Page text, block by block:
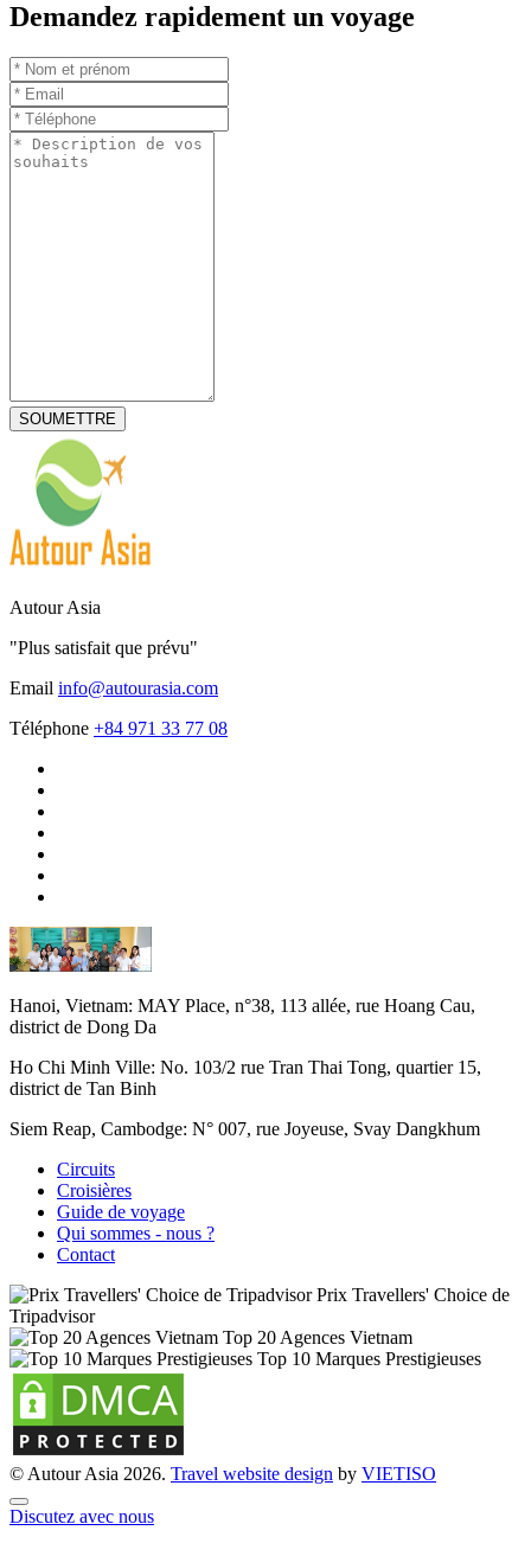
Demandez rapidement un voyage
Autour Asia
"Plus satisfait que prévu"
Email info@autourasia.com
Téléphone +84 971 33 77 08
Hanoi, Vietnam: MAY Place, n°38, 113 allée, rue Hoang Cau,
district de Dong Da
Ho Chi Minh Ville: No. 103/2 rue Tran Thai Tong, quartier 15,
district de Tan Binh
Siem Reap, Cambodge: N° 007, rue Joyeuse, Svay Dangkhum
Circuits
Croisières
Guide de voyage
Qui sommes - nous ?
Contact
Prix Travellers' Choice de
Tripadvisor
Top 20 Agences Vietnam
Top 10 Marques Prestigieuses
© Autour Asia 2026. Travel website design by VIETISO
Discutez avec nous